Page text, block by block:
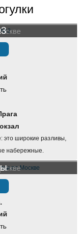
широкие разливы,
набережные.